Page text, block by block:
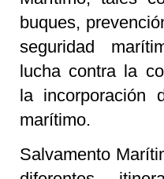
buques,
seguridad
lucha contra la
la incorporación
marítimo.
Salvamento